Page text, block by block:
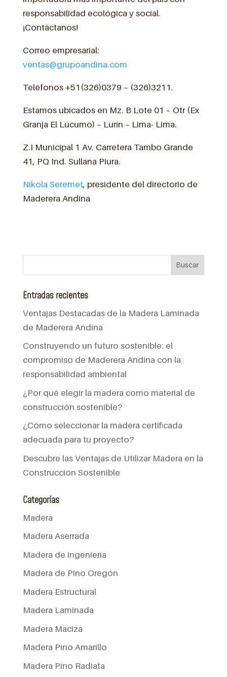
responsabilidad ecológica y social.
¡Contáctanos!
Correo empresarial:
ventas@grupoandina.com
Teléfonos +51(326)0379 – (326)3211.
Estamos ubicados en Mz. B Lote 01 – Otr (Ex
Granja El Lúcumo) – Lurín – Lima- Lima.
Z.I Municipal 1 Av. Carretera Tambo Grande
41, PQ Ind. Sullana Piura.
Nikola Seremet, presidente del directorio de
Maderera Andina
Entradas recientes
Ventajas Destacadas de la Madera Laminada
de Maderera Andina
Construyendo un futuro sostenible: el
compromiso de Maderera Andina con la
responsabilidad ambiental
¿Por qué elegir la madera como material de
construcción sostenible?
¿Cómo seleccionar la madera certificada
adecuada para tu proyecto?
Descubre las Ventajas de Utilizar Madera en la
Construcción Sostenible
Categorías
Madera
Madera Aserrada
Madera de ingeniería
Madera de Pino Oregón
Madera Estructural
Madera Laminada
Madera Maciza
Madera Pino Amarillo
Madera Pino Radiata